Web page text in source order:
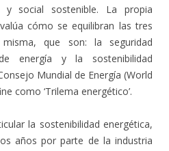
y social sostenible. La propia
cómo se equilibran las tres
que son: la seguridad
energía y la sostenibilidad
Mundial de Energía (World
como ‘Trilema energético’.
la sostenibilidad energética,
años por parte de la industria